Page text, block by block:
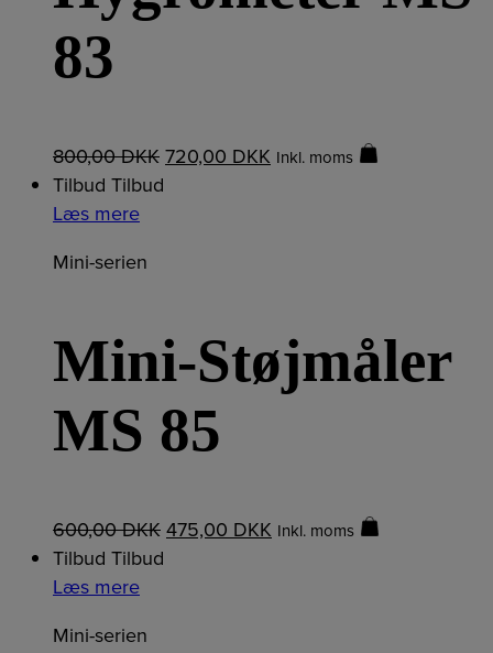
83
800,00DKK720,00 DKK Inkl. moms
Tilbud Tilbud
Læs mere
Mini-serien
Mini-Støjmåler
MS 85
600,00DKK475,00 DKK Inkl. moms
Tilbud Tilbud
Læs mere
Mini-serien